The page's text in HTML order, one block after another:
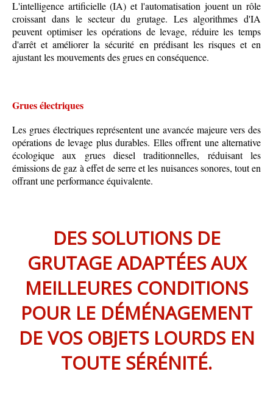
L'intelligence artificielle (IA) et l'automatisation jouent un rôle
croissant dans le secteur du grutage. Les algorithmes d'IA
peuvent optimiser les opérations de levage, réduire les temps
d'arrêt et améliorer la sécurité en prédisant les risques et en
ajustant les mouvements des grues en conséquence.
Grues électriques
Les grues électriques représentent une avancée majeure vers des
opérations de levage plus durables. Elles offrent une alternative
écologique aux grues diesel traditionnelles, réduisant les
émissions de gaz à effet de serre et les nuisances sonores, tout en
offrant une performance équivalente.
DES SOLUTIONS DE
GRUTAGE ADAPTÉES AUX
MEILLEURES CONDITIONS
POUR LE DÉMÉNAGEMENT
DE VOS OBJETS LOURDS EN
TOUTE SÉRÉNITÉ.